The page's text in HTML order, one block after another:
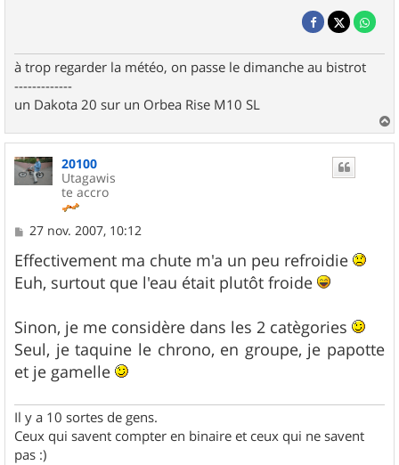
à trop regarder la météo, on passe le dimanche au bistrot
-------------
un Dakota 20 sur un Orbea Rise M10 SL
a
u
20100
Utagawis
te accro
M
s
s
a
27 nov. 2007, 10:12
Effectivement ma chute m'a un peu refroidie
Euh, surtout que l'eau était plutôt froide
Sinon, je me considère dans les 2 catègories
Seul, je taquine le chrono, en groupe, je papotte
et je gamelle
Il y a 10 sortes de gens.
Ceux qui savent compter en binaire et ceux qui ne savent
pas :)